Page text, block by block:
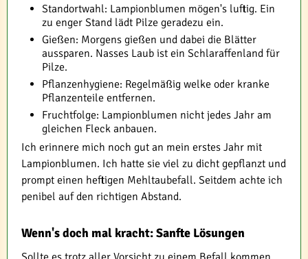
Standortwahl: Lampionblumen mögen's luftig. Ein
zu enger Stand lädt Pilze geradezu ein.
Gießen: Morgens gießen und dabei die Blätter
aussparen. Nasses Laub ist ein Schlaraffenland für
Pilze.
Pflanzenhygiene: Regelmäßig welke oder kranke
Pflanzenteile entfernen.
Fruchtfolge: Lampionblumen nicht jedes Jahr am
gleichen Fleck anbauen.
Ich erinnere mich noch gut an mein erstes Jahr mit
Lampionblumen. Ich hatte sie viel zu dicht gepflanzt und
prompt einen heftigen Mehltaubefall. Seitdem achte ich
penibel auf den richtigen Abstand.
Wenn's doch mal kracht: Sanfte Lösungen